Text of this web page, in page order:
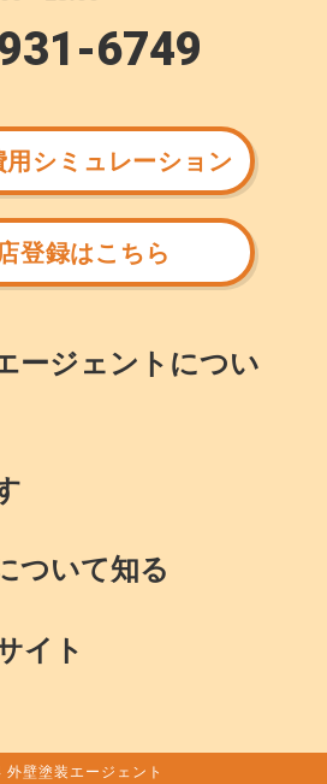
6749
用シミュレーション
登録はこちら
ージェントについ
ついて知る
イト
壁塗装エージェント